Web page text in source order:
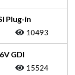
Plug-in
10493
GDI
15524